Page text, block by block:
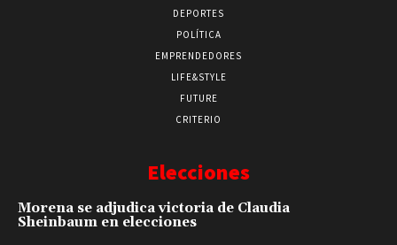
DEPORTES
POLÍTICA
EMPRENDEDORES
LIFE&STYLE
FUTURE
CRITERIO
Elecciones
Morena se adjudica victoria de Claudia
Sheinbaum en elecciones